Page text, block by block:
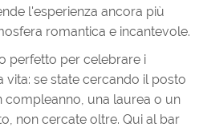
l'esperienza ancora più
romantica e incantevole.
perfetto per celebrare i
se state cercando il posto
compleanno, una laurea o un
non cercate oltre. Qui al bar